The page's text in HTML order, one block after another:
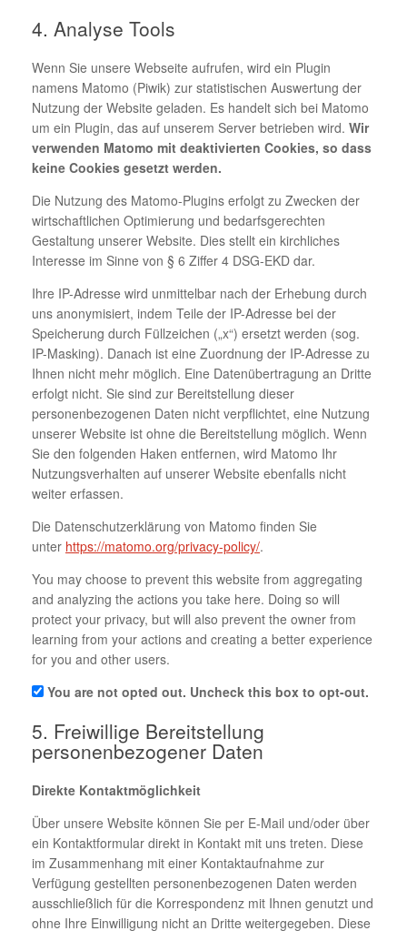
4. Analyse Tools
Wenn Sie unsere Webseite aufrufen, wird ein Plugin
namens Matomo (Piwik) zur statistischen Auswertung der
Nutzung der Website geladen. Es handelt sich bei Matomo
um ein Plugin, das auf unserem Server betrieben wird. Wir
verwenden Matomo mit deaktivierten Cookies, so dass
keine Cookies gesetzt werden.
Die Nutzung des Matomo-Plugins erfolgt zu Zwecken der
wirtschaftlichen Optimierung und bedarfsgerechten
Gestaltung unserer Website. Dies stellt ein kirchliches
Interesse im Sinne von § 6 Ziffer 4 DSG-EKD dar.
Ihre IP-Adresse wird unmittelbar nach der Erhebung durch
uns anonymisiert, indem Teile der IP-Adresse bei der
Speicherung durch Füllzeichen („x“) ersetzt werden (sog.
IP-Masking). Danach ist eine Zuordnung der IP-Adresse zu
Ihnen nicht mehr möglich. Eine Datenübertragung an Dritte
erfolgt nicht. Sie sind zur Bereitstellung dieser
personenbezogenen Daten nicht verpflichtet, eine Nutzung
unserer Website ist ohne die Bereitstellung möglich. Wenn
Sie den folgenden Haken entfernen, wird Matomo Ihr
Nutzungsverhalten auf unserer Website ebenfalls nicht
weiter erfassen.
Die Datenschutzerklärung von Matomo finden Sie
unter https://matomo.org/privacy-policy/.
You may choose to prevent this website from aggregating
and analyzing the actions you take here. Doing so will
protect your privacy, but will also prevent the owner from
learning from your actions and creating a better experience
for you and other users.
You are not opted out. Uncheck this box to opt-out.
5. Freiwillige Bereitstellung
personenbezogener Daten
Direkte Kontaktmöglichkeit
Über unsere Website können Sie per E-Mail und/oder über
ein Kontaktformular direkt in Kontakt mit uns treten. Diese
im Zusammenhang mit einer Kontaktaufnahme zur
Verfügung gestellten personenbezogenen Daten werden
ausschließlich für die Korrespondenz mit Ihnen genutzt und
ohne Ihre Einwilligung nicht an Dritte weitergegeben. Diese